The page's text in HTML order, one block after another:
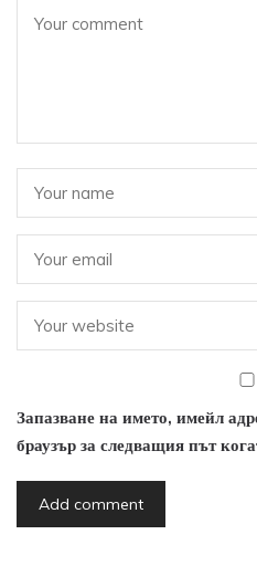
Запазване на името, имейл
браузър за следващия път